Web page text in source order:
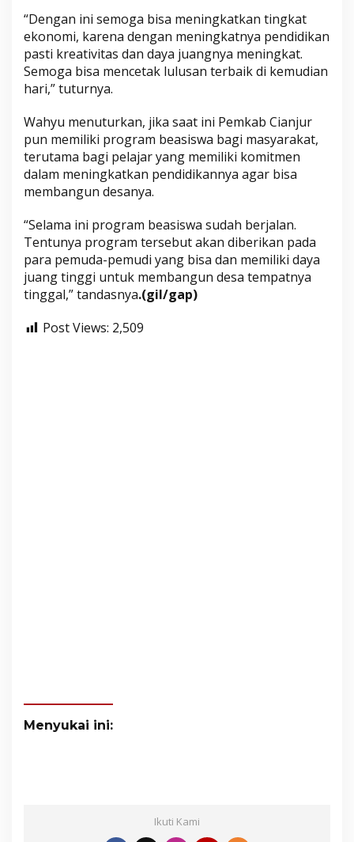
“Dengan ini semoga bisa meningkatkan tingkat
ekonomi, karena dengan meningkatnya pendidikan
pasti kreativitas dan daya juangnya meningkat.
Semoga bisa mencetak lulusan terbaik di kemudian
hari,” tuturnya.
Wahyu menuturkan, jika saat ini Pemkab Cianjur
pun memiliki program beasiswa bagi masyarakat,
terutama bagi pelajar yang memiliki komitmen
dalam meningkatkan pendidikannya agar bisa
membangun desanya.
“Selama ini program beasiswa sudah berjalan.
Tentunya program tersebut akan diberikan pada
para pemuda-pemudi yang bisa dan memiliki daya
juang tinggi untuk membangun desa tempatnya
tinggal,” tandasnya.(gil/gap)
Post Views: 2,509
Menyukai ini:
Ikuti Kami